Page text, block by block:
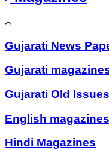
Gujarati News
Gujarati
Gujarati Old
English magazines
Hindi Magazines